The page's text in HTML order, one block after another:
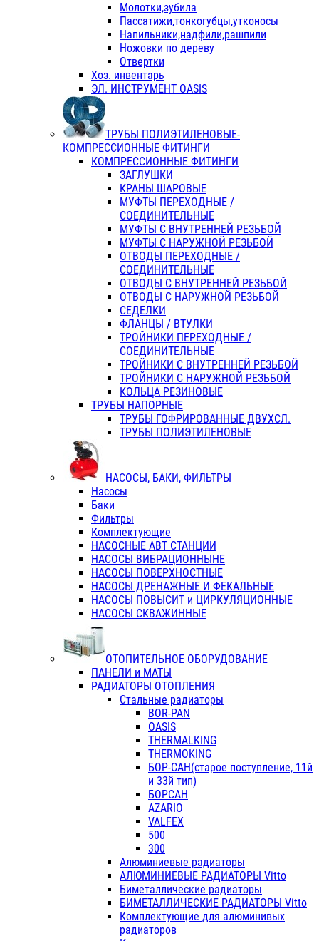
Молотки,зубила
Пассатижи,тонкогубцы,утконосы
Напильники,надфили,рашпили
Ножовки по дереву
Отвертки
Хоз. инвентарь
ЭЛ. ИНСТРУМЕНТ OASIS
ТРУБЫ ПОЛИЭТИЛЕНОВЫЕ-
КОМПРЕССИОННЫЕ ФИТИНГИ
КОМПРЕССИОННЫЕ ФИТИНГИ
ЗАГЛУШКИ
КРАНЫ ШАРОВЫЕ
МУФТЫ ПЕРЕХОДНЫЕ /
СОЕДИНИТЕЛЬНЫЕ
МУФТЫ С ВНУТРЕННЕЙ РЕЗЬБОЙ
МУФТЫ С НАРУЖНОЙ РЕЗЬБОЙ
ОТВОДЫ ПЕРЕХОДНЫЕ /
СОЕДИНИТЕЛЬНЫЕ
ОТВОДЫ С ВНУТРЕННЕЙ РЕЗЬБОЙ
ОТВОДЫ С НАРУЖНОЙ РЕЗЬБОЙ
СЕДЕЛКИ
ФЛАНЦЫ / ВТУЛКИ
ТРОЙНИКИ ПЕРЕХОДНЫЕ /
СОЕДИНИТЕЛЬНЫЕ
ТРОЙНИКИ С ВНУТРЕННЕЙ РЕЗЬБОЙ
ТРОЙНИКИ С НАРУЖНОЙ РЕЗЬБОЙ
КОЛЬЦА РЕЗИНОВЫЕ
ТРУБЫ НАПОРНЫЕ
ТРУБЫ ГОФРИРОВАННЫЕ ДВУХСЛ.
ТРУБЫ ПОЛИЭТИЛЕНОВЫЕ
НАСОСЫ, БАКИ, ФИЛЬТРЫ
Насосы
Баки
Фильтры
Комплектующие
НАСОСНЫЕ АВТ СТАНЦИИ
НАСОСЫ ВИБРАЦИОННЫНЕ
НАСОСЫ ПОВЕРХНОСТНЫЕ
НАСОСЫ ДРЕНАЖНЫЕ И ФЕКАЛЬНЫЕ
НАСОСЫ ПОВЫСИТ и ЦИРКУЛЯЦИОННЫЕ
НАСОСЫ СКВАЖИННЫЕ
ОТОПИТЕЛЬНОЕ ОБОРУДОВАНИЕ
ПАНЕЛИ и МАТЫ
РАДИАТОРЫ ОТОПЛЕНИЯ
Стальные радиаторы
BOR-PAN
OASIS
THERMALKING
THERMOKING
БОР-САН(старое поступление, 11й
и 33й тип)
БОРСАН
AZARIO
VALFEX
500
300
Алюминиевые радиаторы
АЛЮМИНИЕВЫЕ РАДИАТОРЫ Vitto
Биметаллические радиаторы
БИМЕТАЛЛИЧЕСКИЕ РАДИАТОРЫ Vitto
Комплектующие для алюминивых
радиаторов